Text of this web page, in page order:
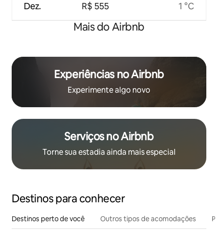
Dez. R$ 555 1 °C
Mais do Airbnb
Experiências no Airbnb
Experimente algo novo
Serviços no Airbnb
Torne sua estadia ainda mais especial
Destinos para conhecer
Destinos perto de você Outros tipos de acomodações